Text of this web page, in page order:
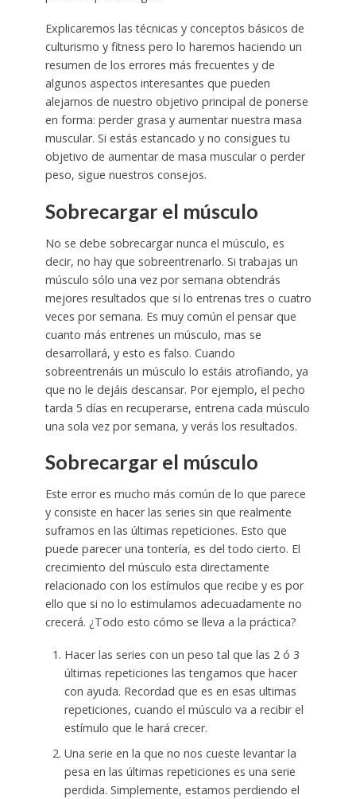
Explicaremos las técnicas y conceptos básicos de
culturismo y fitness pero lo haremos haciendo un
resumen de los errores más frecuentes y de
algunos aspectos interesantes que pueden
alejarnos de nuestro objetivo principal de ponerse
en forma: perder grasa y aumentar nuestra masa
muscular. Si estás estancado y no consigues tu
objetivo de aumentar de masa muscular o perder
peso, sigue nuestros consejos.
Sobrecargar el músculo
No se debe sobrecargar nunca el músculo, es
decir, no hay que sobreentrenarlo. Si trabajas un
músculo sólo una vez por semana obtendrás
mejores resultados que si lo entrenas tres o cuatro
veces por semana. Es muy común el pensar que
cuanto más entrenes un músculo, mas se
desarrollará, y esto es falso. Cuando
sobreentrenáis un músculo lo estáis atrofiando, ya
que no le dejáis descansar. Por ejemplo, el pecho
tarda 5 días en recuperarse, entrena cada músculo
una sola vez por semana, y verás los resultados.
Sobrecargar el músculo
Este error es mucho más común de lo que parece
y consiste en hacer las series sin que realmente
suframos en las últimas repeticiones. Esto que
puede parecer una tontería, es del todo cierto. El
crecimiento del músculo esta directamente
relacionado con los estímulos que recibe y es por
ello que si no lo estimulamos adecuadamente no
crecerá. ¿Todo esto cómo se lleva a la práctica?
Hacer las series con un peso tal que las 2 ó 3
últimas repeticiones las tengamos que hacer
con ayuda. Recordad que es en esas ultimas
repeticiones, cuando el músculo va a recibir el
estímulo que le hará crecer.
Una serie en la que no nos cueste levantar la
pesa en las últimas repeticiones es una serie
perdida. Simplemente, estamos perdiendo el